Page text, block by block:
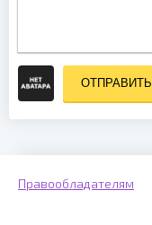
ОТПРАВИТЬ
Правообладателям